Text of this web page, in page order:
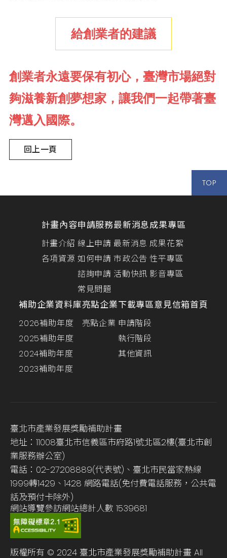
給創業者的建議
創業者永遠要保有初心，臺灣市場絕對
夠滋養新創夢想家，讓我們一起帶著臺
灣邁入國際。
回上一頁
TOP
計畫內容
計畫介紹
各項資源
申請服務
線上申請
如何申請
諮詢申請
常見問題
最新消息
最新消息
市政公告
活動快訊
成果專區
成果花絮
性平專區
影音專區
補助企業資料庫
2026補助年度
2025補助年度
2024補助年度
2023補助年度
亮點企業
亮點企業
下載專區
申請階段
執行階段
其他資訊
意見信箱首頁
臺北市產業發展獎勵補助計畫
地址：11008臺北市信義區市府路1號北區2樓(臺北市創
業服務辦公室)
電話：02-27208889(代表號)、臺北市民當家熱線
1999轉1429、1428 網路電話(免付費電話服務，公共電
話及預付卡除外)
網站導覽參訪網站總計人數 1539681
版權所有 © 2024 臺北市產業發展獎勵補助計畫 All